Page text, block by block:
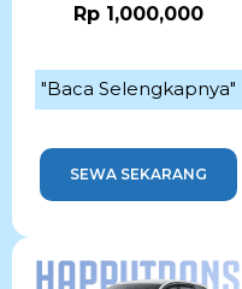
Rp 1,000,000
"Baca Selengkapnya"
SEWA SEKARANG